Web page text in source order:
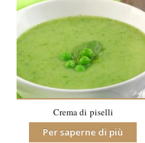
Crema di piselli
Per saperne di più